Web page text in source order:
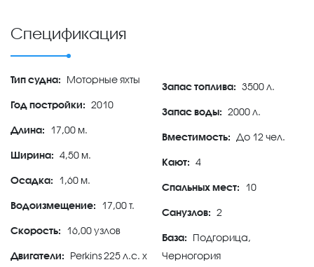
Спецификация
Тип судна: Моторные яхты
Год постройки: 2010
Длина: 17,00 м.
Ширина: 4,50 м.
Осадка: 1,60 м.
Водоизмещение: 17,00 т.
Скорость: 16,00 узлов
Двигатели: Perkins 225 л.с. х
Запас топлива: 3500 л.
Запас воды: 2000 л.
Вместимость: До 12 чел.
Кают: 4
Спальных мест: 10
Санузлов: 2
База: Подгорица,
Черногория